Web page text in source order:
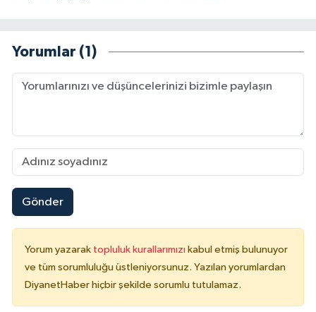
Yorumlar (1)
Gönder
Yorum yazarak topluluk kurallarımızı kabul etmiş bulunuyor
ve tüm sorumluluğu üstleniyorsunuz. Yazılan yorumlardan
DiyanetHaber hiçbir şekilde sorumlu tutulamaz.
Şanlıurfa Müftülüğü
Tokat Müftülüğü
Trabzon Müftülüğü
Tunceli Müftülüğü
Uşak Müftülüğü